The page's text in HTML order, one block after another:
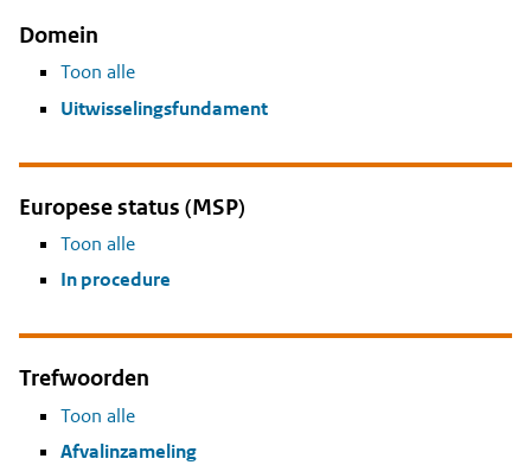
Domein
Toon alle
Uitwisselingsfundament
Europese status (MSP)
Toon alle
In procedure
Trefwoorden
Toon alle
Afvalinzameling